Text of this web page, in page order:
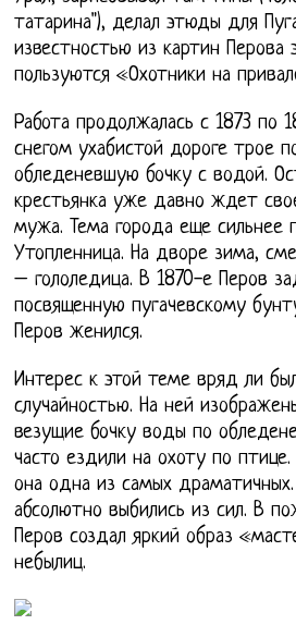
татарина"), делал этюды для
известностью из картин Перова
пользуются «Охотники на
Работа продолжалась с 1873 по
снегом ухабистой дороге трое
обледеневшую бочку с водой.
крестьянка уже давно ждет
мужа. Тема города еще сильнее
Утопленница. На дворе зима,
– гололедица. В 1870-е Перов
посвященную пугачевскому
Перов женился.
Интерес к этой теме вряд ли
случайностью. На ней
везущие бочку воды по
часто ездили на охоту по
она одна из самых
абсолютно выбились из сил. В
Перов создал яркий образ
небылиц.